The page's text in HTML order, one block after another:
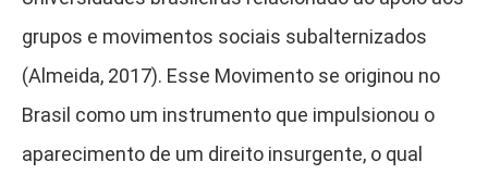
grupos e movimentos sociais subalternizados
(Almeida, 2017). Esse Movimento se originou no
Brasil como um instrumento que impulsionou o
aparecimento de um direito insurgente, o qual